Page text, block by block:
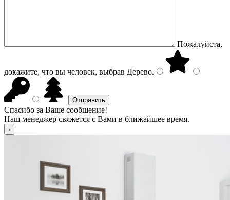
Пожалуйста,
докажите, что вы человек, выбрав Дерево.
Спасибо за Ваше сообщение!
Наш менеджер свяжется с Вами в ближайшее время.